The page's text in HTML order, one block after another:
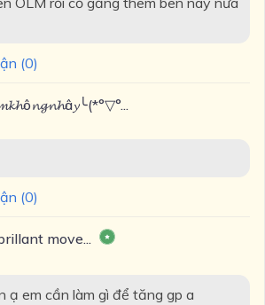
(0)
(0)
move...
ạ em cần làm gì để tăng gp a